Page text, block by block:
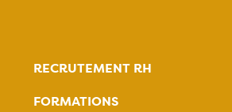
RECRUTEMENT RH
FORMATIONS